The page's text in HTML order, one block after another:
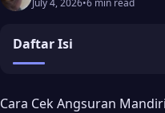
Daftar Isi
Apa Itu Mandiri Tunas
Cara Cek Angsuran